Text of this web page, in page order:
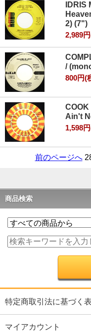
2) (7")
2,989
/
800円(
COOK
Ain't
1,598
前のページへ
商品検索
特定商取引法に基づく
マイアカウント